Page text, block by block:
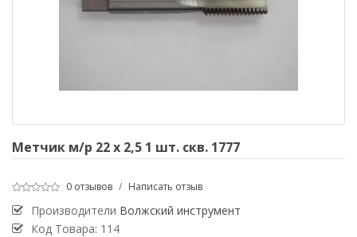
Метчик м/р 22 х 2,5 1 шт. скв. 1777
0 отзывов / Написать отзыв
Производители Волжский инструмент
Код Товара: 114